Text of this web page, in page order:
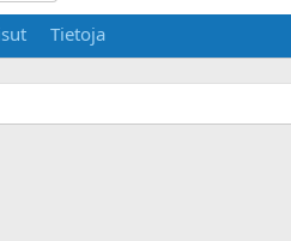
Tietoja